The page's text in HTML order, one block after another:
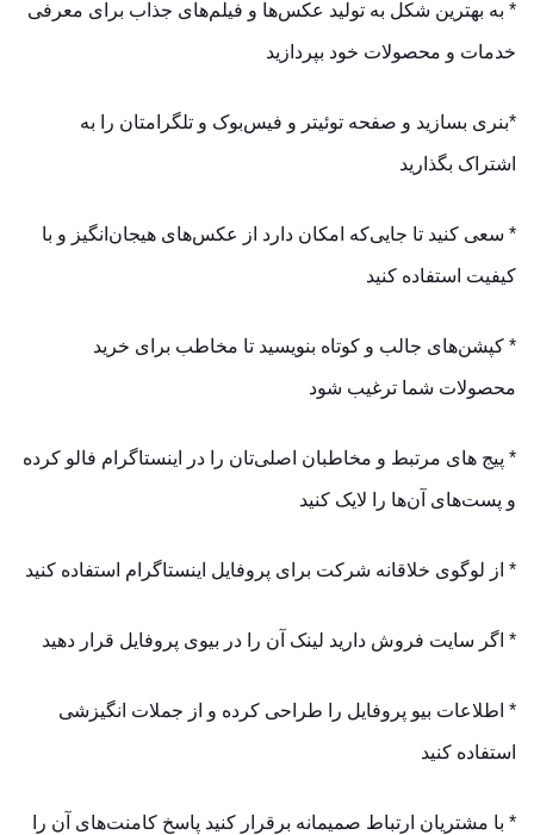
* به بهترین شکل به تولید عکس‌ها و فیلم‌های جذاب برای معرفی
خدمات و محصولات خود بپردازید
*بنری بسازید و صفحه توئیتر و فیس‌بوک و تلگرامتان را به
اشتراک بگذارید
* سعی کنید تا جایی‌که امکان دارد از عکس‌های هیجان‌انگیز و با
کیفیت استفاده کنید
* کپشن‌های جالب و کوتاه بنویسید تا مخاطب برای خرید
محصولات شما ترغیب شود
* پیج های مرتبط و مخاطبان اصلی‌تان را در اینستاگرام فالو کرده
و پست‌های آن‌ها را لایک کنید
* از لوگوی خلاقانه شرکت برای پروفایل اینستاگرام استفاده کنید
* اگر سایت فروش دارید لینک آن را در بیوی پروفایل قرار دهید
* اطلاعات بیو پروفایل را طراحی کرده و از جملات انگیزشی
استفاده کنید
* با مشتریان ارتباط صمیمانه برقرار کنید پاسخ کامنت‌های آن را